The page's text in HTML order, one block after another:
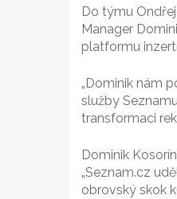
Do týmu
Manager
platformu
„Dominik nám
služby
transformaci
Dominik
„Seznam.cz
obrovský skok